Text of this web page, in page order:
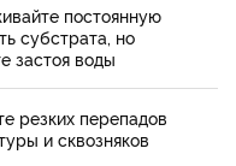
постоянную
субстрата, но
застоя воды
резких перепадов
и сквозняков